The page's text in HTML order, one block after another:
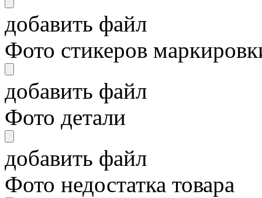
добавить файл
Фото стикеров
добавить файл
Фото детали
добавить файл
Фото недостатка товара